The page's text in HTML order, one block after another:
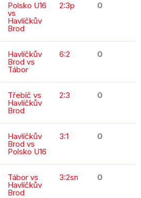
Polsko U16
vs
Havlíčkův
Brod
2:3p 0
Havlíčkův
Brod vs
Tábor
6:2 0
Třebíč vs
Havlíčkův
Brod
2:3 0
Havlíčkův
Brod vs
Polsko U16
3:1 0
Tábor vs
Havlíčkův
Brod
3:2sn 0